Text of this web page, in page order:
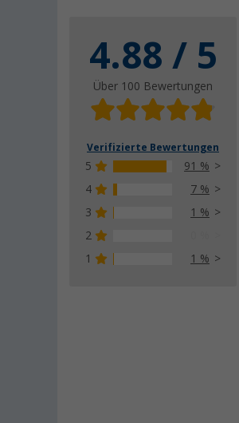
4.88 / 5
Über 100 Bewertungen
Verifizierte Bewertungen
5
91 %
4
7 %
3
1 %
2
1
1 %